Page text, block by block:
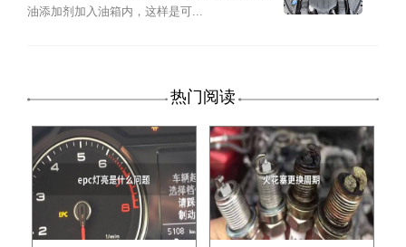
油添加剂加入油箱内，这样是可...
热门阅读